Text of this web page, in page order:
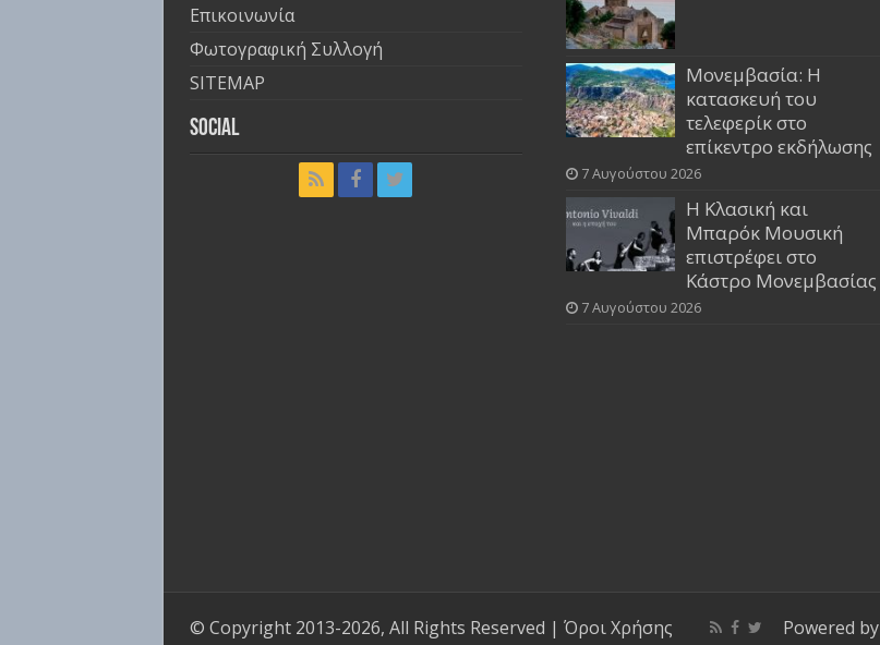
Επικοινωνία
Φωτογραφική Συλλογή
SITEMAP
Social
Μονεμβασία: Η
κατασκευή του
τελεφερίκ στο
επίκεντρο εκδήλωσης
7 Αυγούστου 2026
Η Κλασική και
Μπαρόκ Μουσική
επιστρέφει στο
Κάστρο Μονεμβασίας
7 Αυγούστου 2026
Powered by
© Copyright 2013-2026, All Rights Reserved | Όροι Χρήσης